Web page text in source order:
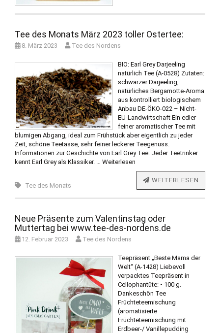
Tee des Monats März 2023 toller Ostertee:
8. März 2023 Tee des Nordens
BIO: Earl Grey Darjeeling
natürlich Tee (A-0528) Zutaten:
schwarzer Darjeeling,
natürliches Bergamotte-Aroma
aus kontrolliert biologischem
Anbau DE-ÖKO-022 – Nicht-
EU-Landwirtschaft Ein edler
feiner aromatischer Tee mit
blumigen Abgang, ideal zum Frühstück aber eigentlich zu jeder
Zeit, schöne Teetasse, sehr feiner leckerer Teegenuss.
Informationen zur Geschichte von Earl Grey Tee: Jeder Teetrinker
kennt Earl Grey als Klassiker. … Weiterlesen
WEITERLESEN
Tee des Monats
Neue Präsente zum Valentinstag oder
Muttertag bei www.tee-des-nordens.de
12. Februar 2023 Tee des Nordens
Teepräsent „Beste Mama der
Welt“ (A-1428) Liebevoll
verpacktes Teepräsent in
Cellophantüte: • 100 g.
Dankeschön Tee
Früchteteemischung
(aromatisierte
Früchteteemischung mit
Erdbeer-/ Vanillepudding